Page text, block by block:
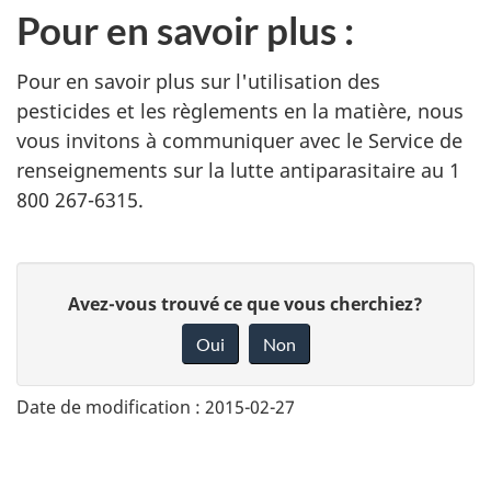
Pour en savoir plus :
Pour en savoir plus sur l'utilisation des
pesticides et les règlements en la matière, nous
vous invitons à communiquer avec le Service de
renseignements sur la lutte antiparasitaire au 1
800 267-6315.
n
Avez-vous trouvé ce que vous cherchiez?
Oui Non
Date de modification : 2015-02-27